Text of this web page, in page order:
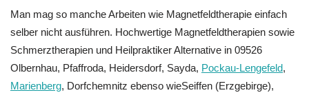
Man mag so manche Arbeiten wie Magnetfeldtherapie einfach
selber nicht ausführen. Hochwertige Magnetfeldtherapien sowie
Schmerztherapien und Heilpraktiker Alternative in 09526
Olbernhau, Pfaffroda, Heidersdorf, Sayda, Pockau-Lengefeld,
Marienberg, Dorfchemnitz ebenso wieSeiffen (Erzgebirge),